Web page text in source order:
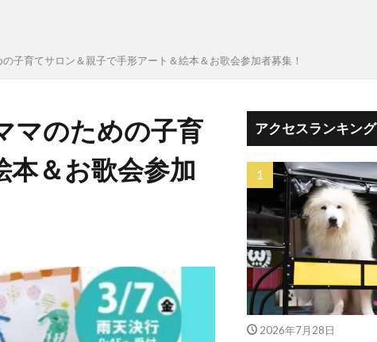
子育てサロン＆親子で手形アート＆絵本＆お歌会参加者募集！
マのための子育
＆お歌会参加
アクセスランキング
2026年7月28日